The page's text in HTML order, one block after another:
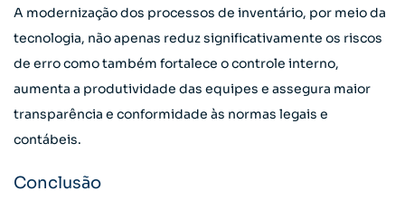
A modernização dos processos de inventário, por meio da
tecnologia, não apenas reduz significativamente os riscos
de erro como também fortalece o controle interno,
aumenta a produtividade das equipes e assegura maior
transparência e conformidade às normas legais e
contábeis.
Conclusão